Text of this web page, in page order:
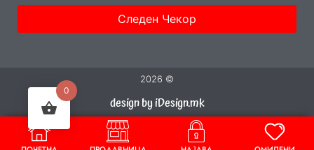
Следен Чекор
2026 ©
design by iDesign.mk
0